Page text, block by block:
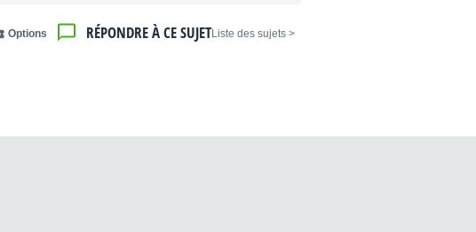
< Liste des sujets
RÉPONDRE À CE SUJET
Options